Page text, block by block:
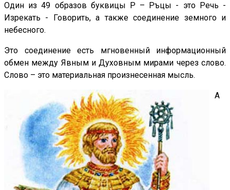
Один из 49 образов буквицы Р – Ръцы - это Речь -
Изрекать - Говорить, а также соединение земного и
небесного.
Это соединение есть мгновенный информационный
обмен между Явным и Духовным мирами через слово.
Слово – это материальная произнесенная мысль.
А